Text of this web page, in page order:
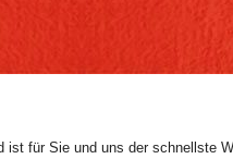
für Sie und uns der schnellste